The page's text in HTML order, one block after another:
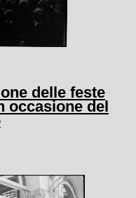
delle feste
occasione del